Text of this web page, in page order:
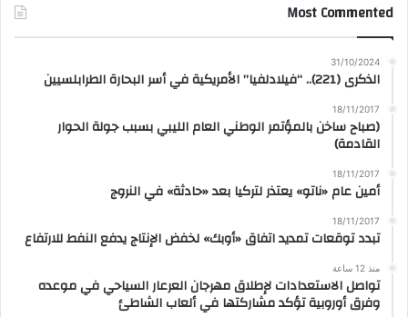
Most Commented
31/10/2024
الذكرى (221).. “فيلادلفيا” الأمريكية في أسر البحارة الطرابلسيين
18/11/2017
(صباح ساخن بالمؤتمر الوطني العام الليبي بسبب جولة الحوار
القادمة)
18/11/2017
أمين عام «ناتو» يعتذر لتركيا بعد «حادثة» في النروج
18/11/2017
تبدد توقعات تمديد اتفاق «أوبك» لخفض الإنتاج يدفع النفط للارتفاع
منذ 12 ساعة
تواصل الاستعدادات لإطلاق مهرجان العرعار السياحي في موعده
وفرق أوروبية تؤكد مشاركتها في ألعاب الشاطئ